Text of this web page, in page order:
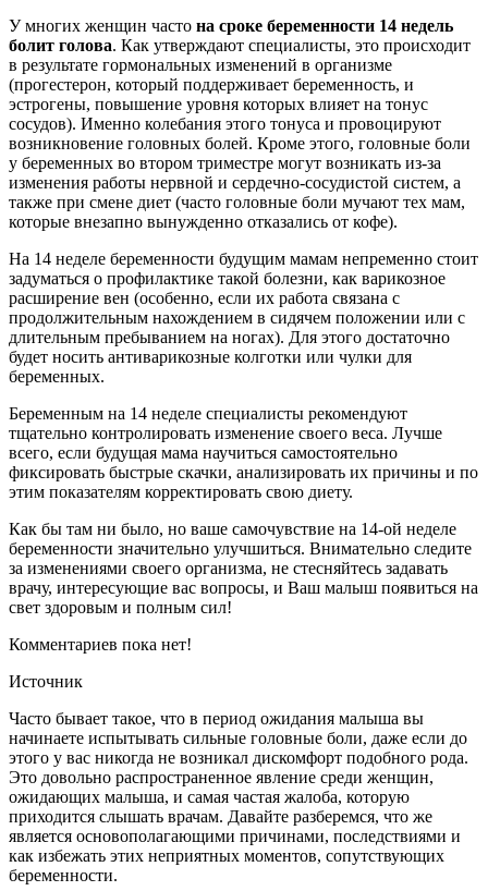
У многих женщин часто на сроке беременности 14 недель
болит голова. Как утверждают специалисты, это происходит
в результате гормональных изменений в организме
(прогестерон, который поддерживает беременность, и
эстрогены, повышение уровня которых влияет на тонус
сосудов). Именно колебания этого тонуса и провоцируют
возникновение головных болей. Кроме этого, головные боли
у беременных во втором триместре могут возникать из-за
изменения работы нервной и сердечно-сосудистой систем, а
также при смене диет (часто головные боли мучают тех мам,
которые внезапно вынужденно отказались от кофе).
На 14 неделе беременности будущим мамам непременно стоит
задуматься о профилактике такой болезни, как варикозное
расширение вен (особенно, если их работа связана с
продолжительным нахождением в сидячем положении или с
длительным пребыванием на ногах). Для этого достаточно
будет носить антиварикозные колготки или чулки для
беременных.
Беременным на 14 неделе специалисты рекомендуют
тщательно контролировать изменение своего веса. Лучше
всего, если будущая мама научиться самостоятельно
фиксировать быстрые скачки, анализировать их причины и по
этим показателям корректировать свою диету.
Как бы там ни было, но ваше самочувствие на 14-ой неделе
беременности значительно улучшиться. Внимательно следите
за изменениями своего организма, не стесняйтесь задавать
врачу, интересующие вас вопросы, и Ваш малыш появиться на
свет здоровым и полным сил!
Комментариев пока нет!
Источник
Часто бывает такое, что в период ожидания малыша вы
начинаете испытывать сильные головные боли, даже если до
этого у вас никогда не возникал дискомфорт подобного рода.
Это довольно распространенное явление среди женщин,
ожидающих малыша, и самая частая жалоба, которую
приходится слышать врачам. Давайте разберемся, что же
является основополагающими причинами, последствиями и
как избежать этих неприятных моментов, сопутствующих
беременности.